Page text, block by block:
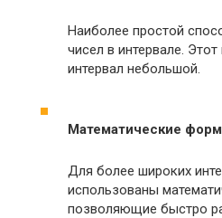
Наиболее простой
чисел в интервале.
интервал небольшой.
Математические
Для более широких
использованы
позволяющие быстро